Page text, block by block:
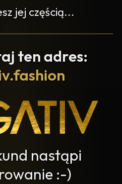
jej częścią...
ten adres:
nastąpi
:-)